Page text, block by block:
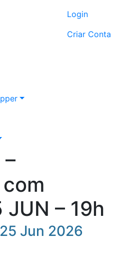
Login
Criar Conta
– 19h
Jun 2026